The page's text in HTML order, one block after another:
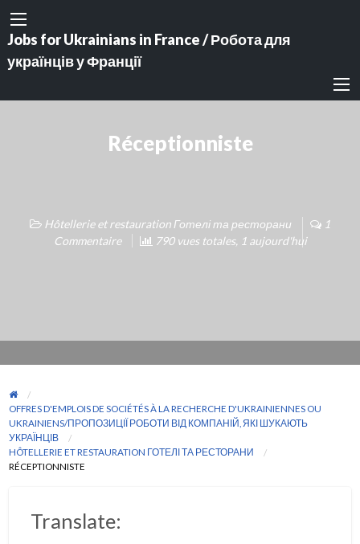
Jobs for Ukrainians in France / Робота для
українців у Франції
Réceptionniste
Hôtellerie et restauration Готелі та ресторани
1
Commentaire
790 vues totales, 1 aujourd'hui
OFFRES D'EMPLOIS DE SOCIÉTÉS À LA RECHERCHE D'UKRAINIENNES OU
UKRAINIENS/ПРОПОЗИЦІЇ РОБОТИ ВІД КОМПАНІЙ, ЯКІ ШУКАЮТЬ
УКРАЇНЦІВ
HÔTELLERIE ET RESTAURATION ГОТЕЛІ ТА РЕСТОРАНИ
RÉCEPTIONNISTE
Translate: